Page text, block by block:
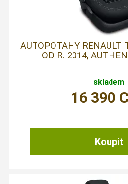
AUTOPOTAHY RENAULT
OD R. 2014,
skladem
16 390